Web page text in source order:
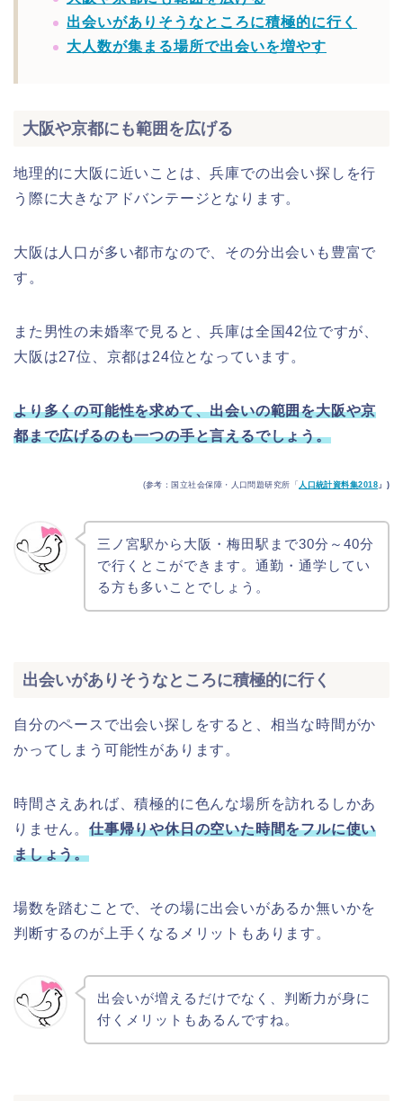
出会いがありそうなところに積極的に行く
大人数が集まる場所で出会いを増やす
大阪や京都にも範囲を広げる
地理的に大阪に近いことは、兵庫での出会い探しを行
う際に大きなアドバンテージとなります。
大阪は人口が多い都市なので、その分出会いも豊富で
す。
また男性の未婚率で見ると、兵庫は全国42位ですが、
大阪は27位、京都は24位となっています。
より多くの可能性を求めて、出会いの範囲を大阪や京
都まで広げるのも一つの手と言えるでしょう。
(参考：国立社会保障・人口問題研究所「 人口統計資料集2018 」)
三ノ宮駅から大阪・梅田駅まで30分～40分
で行くとこができます。通勤・通学してい
る方も多いことでしょう。
出会いがありそうなところに積極的に行く
自分のペースで出会い探しをすると、相当な時間がか
かってしまう可能性があります。
時間さえあれば、積極的に色んな場所を訪れるしかあ
りません。 仕事帰りや休日の空いた時間をフルに使い
ましょう。
場数を踏むことで、その場に出会いがあるか無いかを
判断するのが上手くなるメリットもあります。
出会いが増えるだけでなく、判断力が身に
付くメリットもあるんですね。